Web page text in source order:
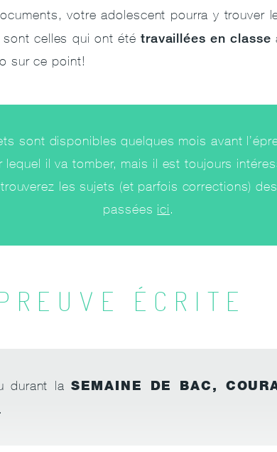
votre adolescent pourra y trouver
celles qui ont été travaillées en classe
sur ce point!
sont disponibles quelques mois avant
lequel il va tomber, mais il est toujours
les sujets (et parfois corrections)
passées ici.
ÉCRITE
durant la SEMAINE DE BAC,